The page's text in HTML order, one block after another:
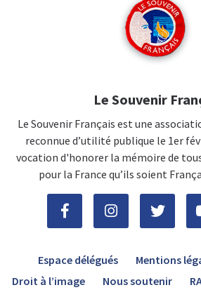
Le Souvenir
Le Souvenir Français est une
reconnue d’utilité publique le 1er
vocation d'honorer la mémoire de
pour la France qu’ils soient
Espace délégués Mentions
Droit à l’image
Nous soutenir